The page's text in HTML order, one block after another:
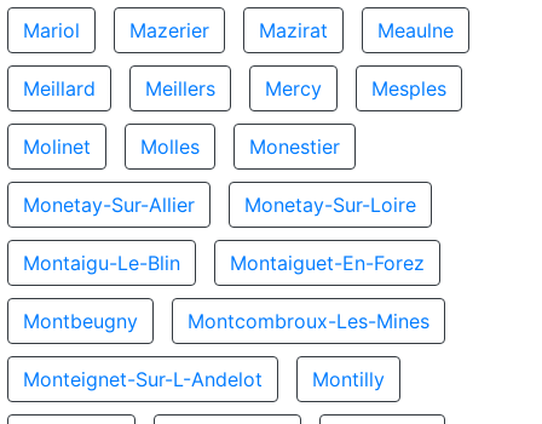
Mariol Mazerier Mazirat Meaulne
Meillard Meillers Mercy Mesples
Molinet Molles Monestier
Monetay-Sur-Allier Monetay-Sur-Loire
Montaigu-Le-Blin Montaiguet-En-Forez
Montbeugny Montcombroux-Les-Mines
Monteignet-Sur-L-Andelot Montilly